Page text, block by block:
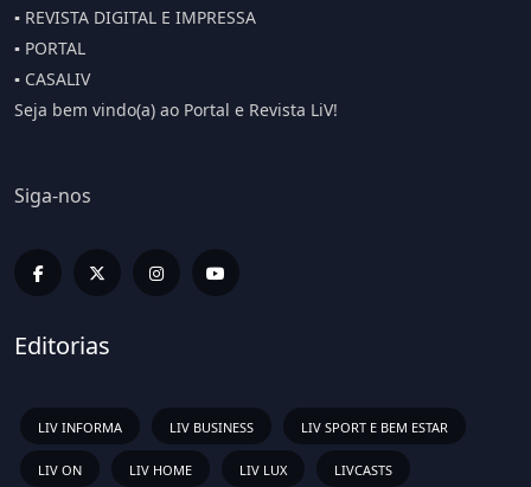
▪️ REVISTA DIGITAL E IMPRESSA
▪️ PORTAL
▪️ CASALIV
Seja bem vindo(a) ao Portal e Revista LiV!
Siga-nos
Editorias
LIV INFORMA LIV BUSINESS LIV SPORT E BEM ESTAR
LIV ON LIV HOME LIV LUX LIVCASTS